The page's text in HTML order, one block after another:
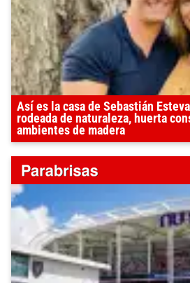
Así es la casa de Sebastián
rodeada de naturaleza, huerta
ambientes de madera